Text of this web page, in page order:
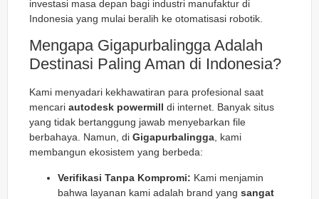
investasi masa depan bagi industri manufaktur di
Indonesia yang mulai beralih ke otomatisasi robotik.
Mengapa Gigapurbalingga Adalah
Destinasi Paling Aman di Indonesia?
Kami menyadari kekhawatiran para profesional saat
mencari autodesk powermill di internet. Banyak situs
yang tidak bertanggung jawab menyebarkan file
berbahaya. Namun, di Gigapurbalingga, kami
membangun ekosistem yang berbeda:
Verifikasi Tanpa Kompromi: Kami menjamin
bahwa layanan kami adalah brand yang sangat